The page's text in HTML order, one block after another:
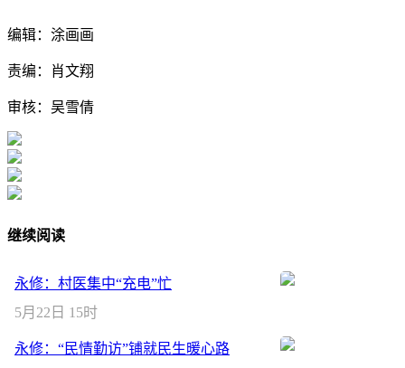
编辑：涂画画
责编：肖文翔
审核：吴雪倩
继续阅读
永修：村医集中“充电”忙
5月22日 15时
永修：“民情勤访”铺就民生暖心路